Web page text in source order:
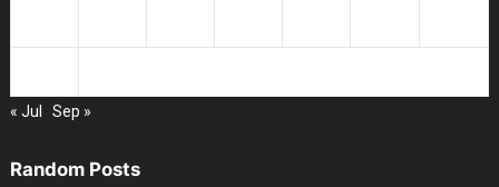
« Jul Sep »
Random Posts